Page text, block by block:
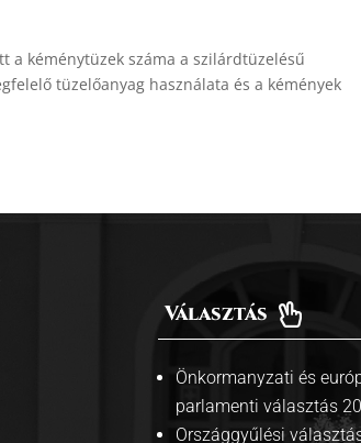
a kéménytüzek száma a szilárdtüzelésű
tüzelőanyag használata és a kémények

Választás
Önkormanyzati és
parlamenti választás
Országgyűlési